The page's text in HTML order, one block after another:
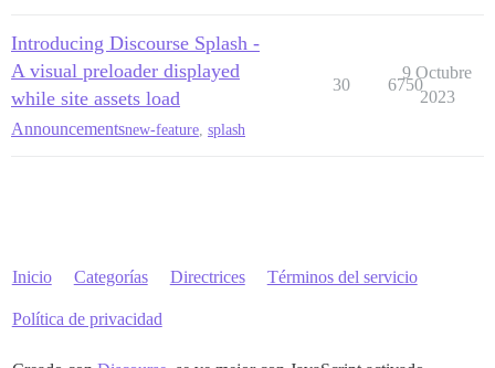
Introducing Discourse Splash -
A visual preloader displayed
while site assets load
Announcementsnew-feature splash
30 6750
9 Octubre
2023
Inicio Categorías Directrices Términos del servicio
Política de privacidad